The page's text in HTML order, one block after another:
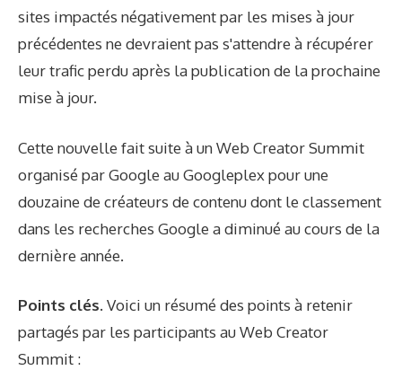
sites impactés négativement par les mises à jour
précédentes ne devraient pas s'attendre à récupérer
leur trafic perdu après la publication de la prochaine
mise à jour.
Cette nouvelle fait suite à un Web Creator Summit
organisé par Google au Googleplex pour une
douzaine de créateurs de contenu dont le classement
dans les recherches Google a diminué au cours de la
dernière année.
Points clés. Voici un résumé des points à retenir
partagés par les participants au Web Creator
Summit :